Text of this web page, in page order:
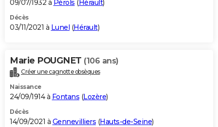
09/07/1932 à Pérols ( Hérault)
Décès
03/11/2021 à Lunel (Hérault)
Marie POUGNET (106 ans)
Créer une cagnotte obsèques
Naissance
24/09/1914 à Fontans (Lozère)
Décès
14/09/2021 à Gennevilliers (Hauts-de-Seine)